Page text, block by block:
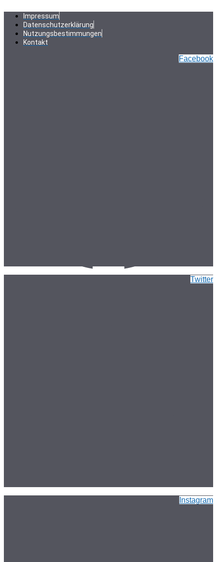
Inhalt
springen
Impressum
Datenschutzerklärung
Nutzungsbestimmungen
Kontakt
Facebook
Twitter
Instagram